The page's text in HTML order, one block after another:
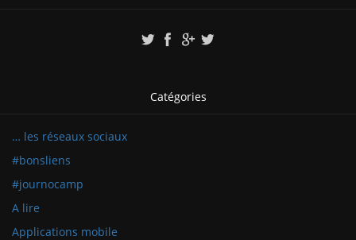
Catégories
… les réseaux sociaux
#bonsliens
#journocamp
A lire
Applications mobile